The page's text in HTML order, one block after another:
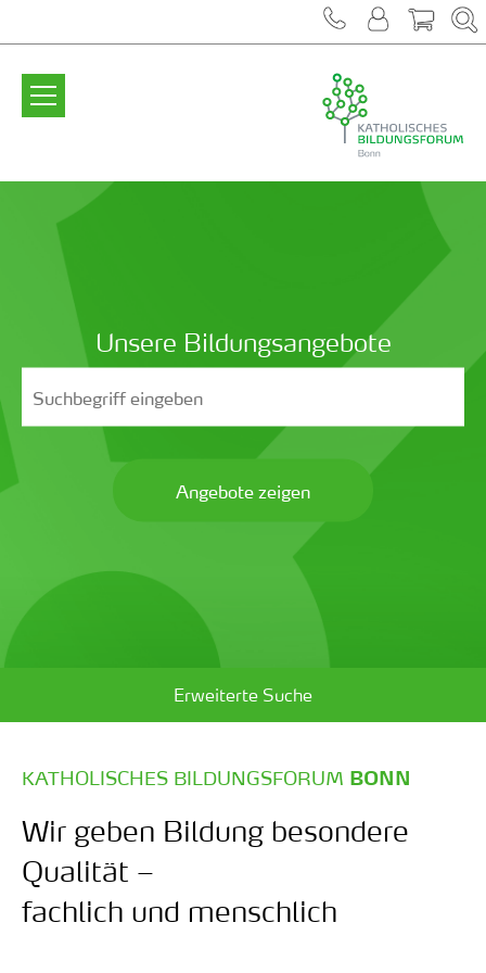
Unsere Bildungsangebote
Angebote zeigen
Erweiterte Suche
KATHOLISCHES BILDUNGSFORUM BONN
Wir geben Bildung besondere
Qualität –
fachlich und menschlich